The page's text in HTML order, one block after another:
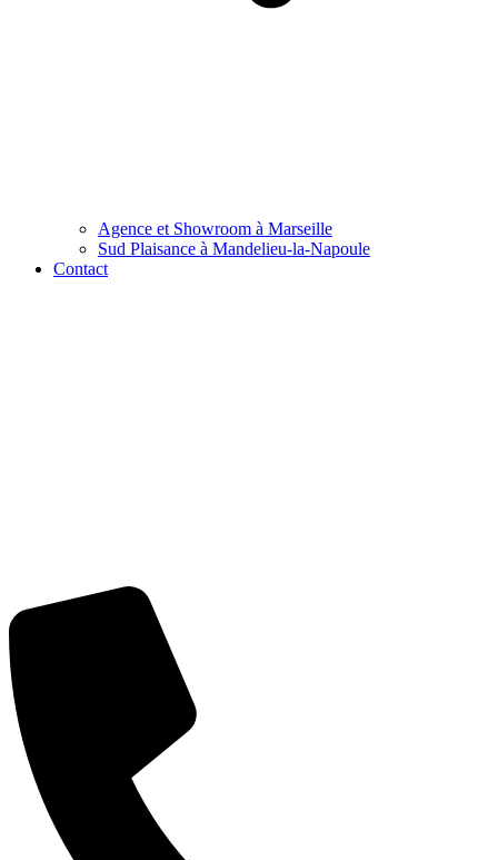
Agence et Showroom à Marseille
Sud Plaisance à Mandelieu-la-Napoule
Contact